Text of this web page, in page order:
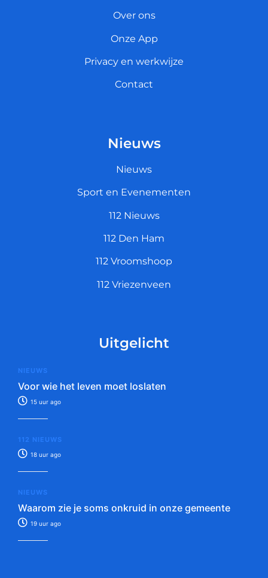
Over ons
Onze App
Privacy en werkwijze
Contact
Nieuws
Nieuws
Sport en Evenementen
112 Nieuws
112 Den Ham
112 Vroomshoop
112 Vriezenveen
Uitgelicht
NIEUWS
Voor wie het leven moet loslaten
15 uur ago
112 NIEUWS
18 uur ago
NIEUWS
Waarom zie je soms onkruid in onze gemeente
19 uur ago